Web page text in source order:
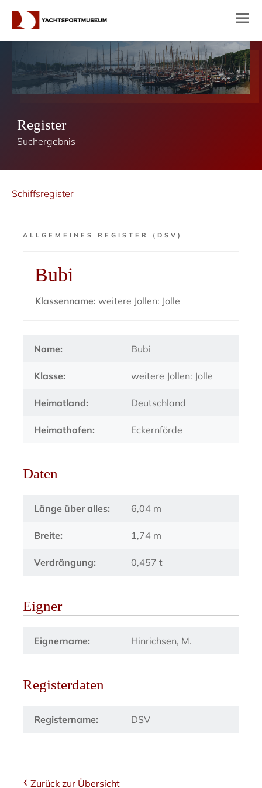
Register
Suchergebnis
Schiffsregister
ALLGEMEINES REGISTER (DSV)
Bubi
Klassenname: weitere Jollen: Jolle
Name: Bubi
Klasse: weitere Jollen: Jolle
Heimatland: Deutschland
Heimathafen: Eckernförde
Daten
Länge über alles: 6,04 m
Breite: 1,74 m
Verdrängung: 0,457 t
Eigner
Eignername: Hinrichsen, M.
Registerdaten
Registername: DSV
Zurück zur Übersicht